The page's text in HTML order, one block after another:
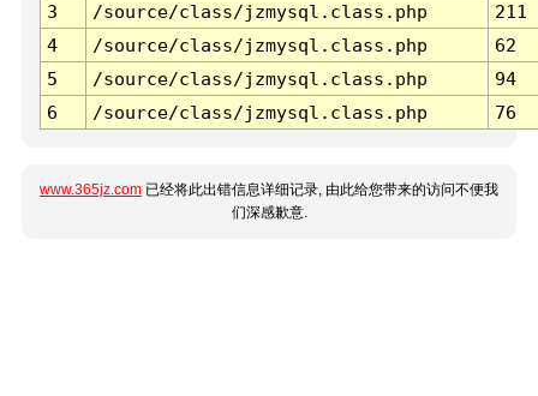
3 /source/class/jzmysql.class.php
211
4
/source/class/jzmysql.class.php
62
5
/source/class/jzmysql.class.php
94
6
/source/class/jzmysql.class.php 76
www.365jz.com 已经将此出错信息详细记录, 由此给您带来的访问不便我
们深感歉意.